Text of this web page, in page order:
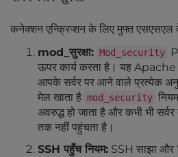
कनेक्शन एन्क्रिप्शन के लिए मुफ्त एसएसएल
mod_सुरक्षा: Mod_security
ऊपर कार्य करता है। यह Apache
आपके सर्वर पर आने वाले प्रत्येक
मेल खाता है mod_security
अवरुद्ध हो जाता है और कभी भी
तक नहीं पहुंचता है।
SSH पहुँच नियम: SSH साझा और